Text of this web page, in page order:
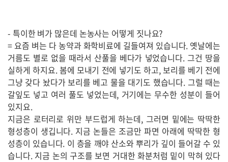
- 특이한 벼가 많은데 논농사는 어떻게 짓나요?
= 요즘 벼는 다 농약과 화학비료에 길들여져 있습니다. 옛날에는
거름도 별로 없을 때라서 산풀을 베다가 넣었습니다. 그건 땅을
실하게 하지요. 봄에 모내기 전에 넣기도 하고, 보리를 베기 전에
그냥 갖다 놨다가 보리를 베고 물을 대기도 했습니다. 그럴 때는
갈잎도 넣고 여러 풀도 넣었는데, 거기에는 무수한 성분이 들어
있지요.
지금은 로터리로 위만 부드럽게 하는데, 그러면 밑에는 딱딱한
형성층이 생깁니다. 지금 논들은 조금만 파면 아래에 딱딱한 형
성층이 있습니다. 이 층을 깨야 산소와 뿌리가 깊이 들어갈 수 있
습니다. 지금 논의 구조를 보면 거대한 화분처럼 밑이 막혀 있다